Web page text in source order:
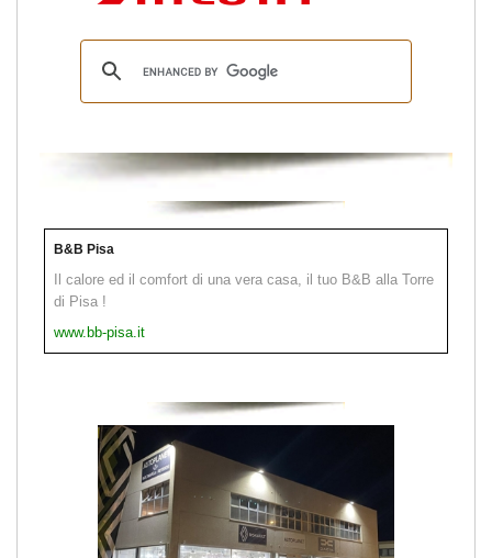
B&B Pisa
Il calore ed il comfort di una vera casa, il tuo B&B alla Torre
di Pisa !
www.bb-pisa.it